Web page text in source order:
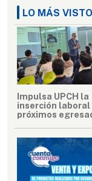
LO MÁS VISTO
Impulsa UPCH la
inserción laboral
próximos